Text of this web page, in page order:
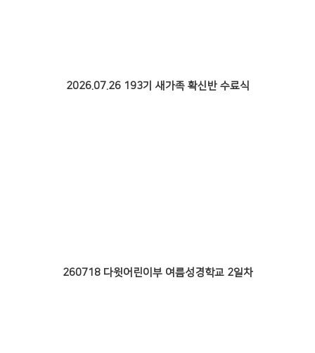
2026.07.26 193기 새가족 확신반 수료식
260718 다윗어린이부 여름성경학교 2일차